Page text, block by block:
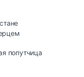
попутчица